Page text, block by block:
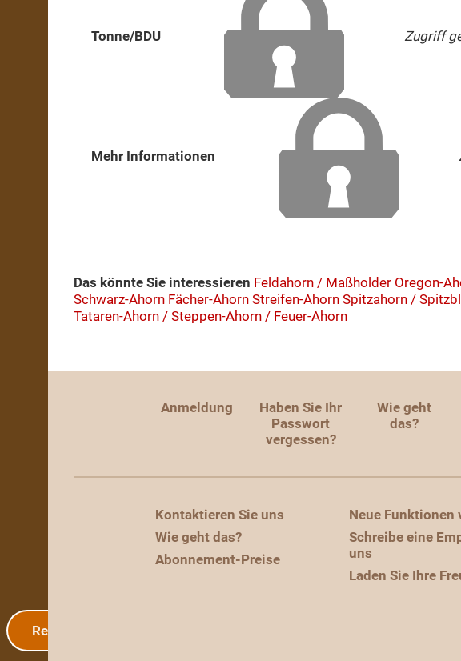
Registrierung
Tonne/BDU Zugriff
Mehr Informationen
Das könnte Sie interessieren Feldahorn / Maßholder Oregon-
Schwarz-Ahorn Fächer-Ahorn Streifen-Ahorn Spitzahorn /
Tataren-Ahorn / Steppen-Ahorn / Feuer-Ahorn
Anmeldung
Haben Sie Ihr
Passwort
vergessen?
Wie geht
das?
Kontaktieren Sie uns
Wie geht das?
Abonnement-Preise
Neue Funktionen
Schreibe eine
uns
Laden Sie Ihre